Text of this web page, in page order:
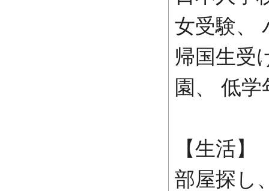
女受験、
帰国生受
園、 低
【生活】
部屋探し